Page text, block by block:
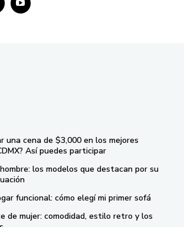
una cena de $3,000 en los mejores
Así puedes participar
los modelos que destacan por su
funcional: cómo elegí mi primer sofá
de mujer: comodidad, estilo retro y los